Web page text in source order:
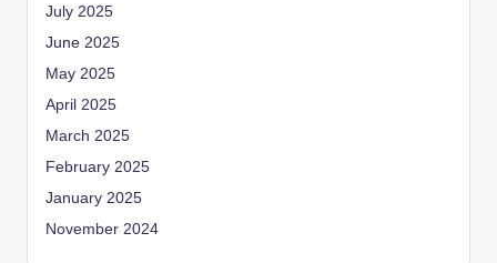
July 2025
June 2025
May 2025
April 2025
March 2025
February 2025
January 2025
November 2024